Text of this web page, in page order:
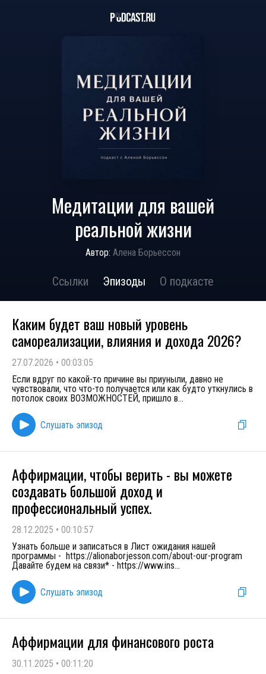
Медитации для вашей
реальной жизни
Автор: Алена Борьессон
Ссылки Эпизоды О подкасте
Каким будет ваш новый уровень
самореализации, влияния и дохода 2026?
27.07.2026 • 00:03:05
Если вдруг по какой-то причине вы приуныли, давно не
чувствовали, что что-то получается или как будто уткнулись в
потолок своих ВОЗМОЖНОСТЕЙ, пришло в...
Слушать эпизод
Аффирмации, чтобы верить - вы можете
создавать большой доход и
профессиональный успех.
28.12.2025 • 00:10:57
Узнать больше и записаться в Лист ожидания нашей
программы - https://alionaborjesson.com/about-our-program
Давайте будем на связи* - https://www.ins...
Слушать эпизод
Аффирмации для финансового роста
30.11.2025 • 00:11:20